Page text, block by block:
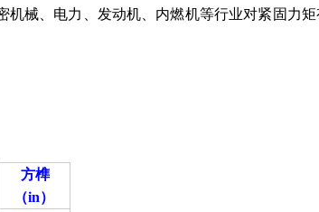
机械、电力、发动机、内燃机等行业对紧固力
方榫
（in）